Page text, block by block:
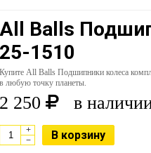
All Balls
25-1510
Купите All Balls Подшипники колеса
в любую точку планеты.
2 250 в
+
−
В корзину